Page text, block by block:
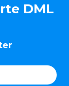
DML